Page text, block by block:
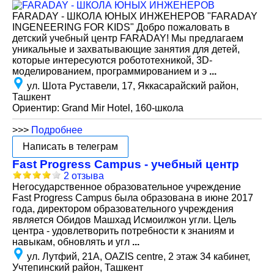
FARADAY - ШКОЛА ЮНЫХ ИНЖЕНЕРОВ "FARADAY
INGENEERING FOR KIDS" Добро пожаловать в
детский учебный центр FARADAY! Мы предлагаем
уникальные и захватывающие занятия для детей,
которые интересуются робототехникой, 3D-
моделированием, программированием и э ...
ул. Шота Руставели, 17, Яккасарайский район,
Ташкент
Ориентир: Grand Mir Hotel, 160-школа
>>> Подробнее
Написать в телеграм
Fast Progress Campus - учебный центр
2 отзыва
Негосударственное образовательное учреждение
Fast Progress Campus была образована в июне 2017
года, директором образовательного учреждения
является Обидов Машхад Исмоилжон угли. Цель
центра - удовлетворить потребности к знаниям и
навыкам, обновлять и угл ...
ул. Лутфий, 21А, OAZIS centre, 2 этаж 34 кабинет,
Учтепинский район, Ташкент